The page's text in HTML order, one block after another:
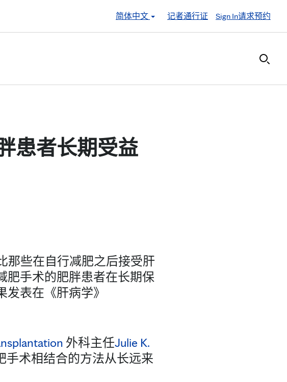
简体中文
记者通行证 Sign In请求预约
患者长期受益
那些在自行减肥之后接受肝
肥手术的肥胖患者在长期保
表在《肝病学》
外科主任Julie K.
手术相结合的方法从长远来